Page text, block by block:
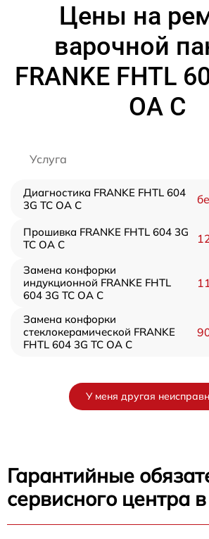
Цены на
варочной
FRANKE FHTL
OA C
Услуга
Диагностика FRANKE FHTL 604
3G TC OA C
Прошивка FRANKE FHTL 604 3G
TC OA C
Замена конфорки
индукционной FRANKE FHTL
604 3G TC OA C
Замена конфорки
стеклокерамической FRANKE
FHTL 604 3G TC OA C
У меня другая
Гарантийные
сервисного центра